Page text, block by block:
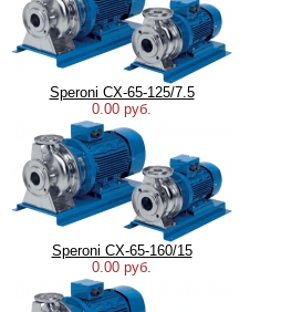
Speroni CX-65-125/7.5
0.00 руб.
Speroni CX-65-160/15
0.00 руб.